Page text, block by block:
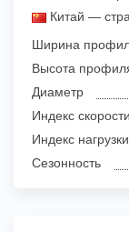
Китай —
Ширина
Высота
Диаметр
Индекс скорости
Индекс нагрузки
Сезонность